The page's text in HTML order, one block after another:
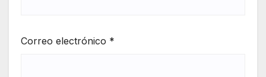
Correo electrónico *